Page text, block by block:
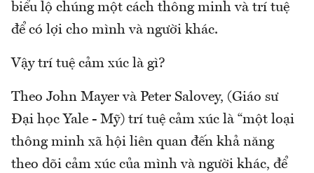
biểu lộ chúng một cách thông minh và trí tuệ
để có lợi cho mình và người khác.
Vậy trí tuệ cảm xúc là gì?
Theo John Mayer và Peter Salovey, (Giáo sư
Đại học Yale - Mỹ) trí tuệ cảm xúc là “một loại
thông minh xã hội liên quan đến khả năng
theo dõi cảm xúc của mình và người khác, để